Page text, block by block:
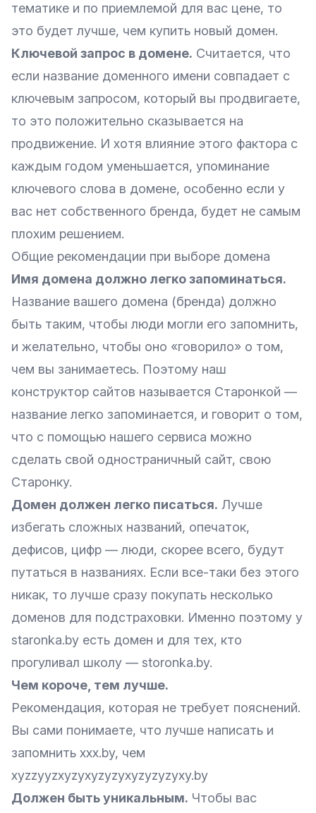
тематике и по приемлемой для вас цене, то
это будет лучше, чем купить новый домен.
Ключевой запрос в домене. Считается, что
если название доменного имени совпадает с
ключевым запросом, который вы продвигаете,
то это положительно сказывается на
продвижение. И хотя влияние этого фактора с
каждым годом уменьшается, упоминание
ключевого слова в домене, особенно если у
вас нет собственного бренда, будет не самым
плохим решением.
Общие рекомендации при выборе домена
Имя домена должно легко запоминаться.
Название вашего домена (бренда) должно
быть таким, чтобы люди могли его запомнить,
и желательно, чтобы оно «говорило» о том,
чем вы занимаетесь. Поэтому наш
конструктор сайтов называется Старонкой —
название легко запоминается, и говорит о том,
что с помощью нашего сервиса можно
сделать свой одностраничный сайт, свою
Старонку.
Домен должен легко писаться. Лучше
избегать сложных названий, опечаток,
дефисов, цифр — люди, скорее всего, будут
путаться в названиях. Если все-таки без этого
никак, то лучше сразу покупать несколько
доменов для подстраховки. Именно поэтому у
staronka.by есть домен и для тех, кто
прогуливал школу — storonka.by.
Чем короче, тем лучше.
Рекомендация, которая не требует пояснений.
Вы сами понимаете, что лучше написать и
запомнить ххх.by, чем
хyzzyyzxyzyxyzyzyxyzyzyzyxy.by
Должен быть уникальным. Чтобы вас